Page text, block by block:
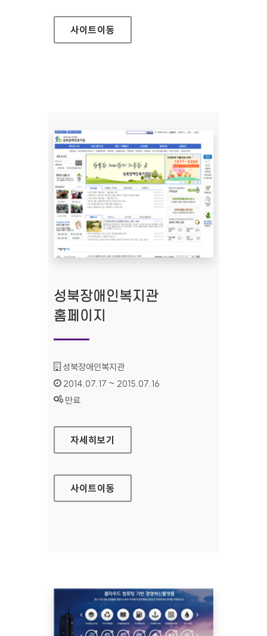
사이트이동
성북장애인복지관
홈페이지
기관명 :
성북장애인복지관
인증기간 :
2014.07.17 ~ 2015.07.16
상태 :
만료
성북장애인복지관 홈페이지
자세히보기
사이트이동